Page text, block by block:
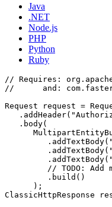
Java
.NET
Node.js
PHP
Python
Ruby
// Requires:
//      and:
Request request =
   .body(
// TODO: Add
         .build()
      );
ClassicHttpResponse